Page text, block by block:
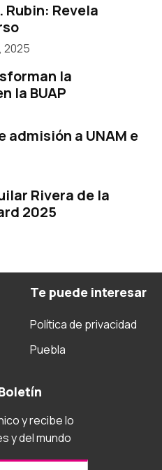
Rubin: Revela
2025
la
la BUAP
admisión a UNAM e
Rivera de la
2025
Te puede interesar
Política de privacidad
Puebla
y recibe lo
y del mundo